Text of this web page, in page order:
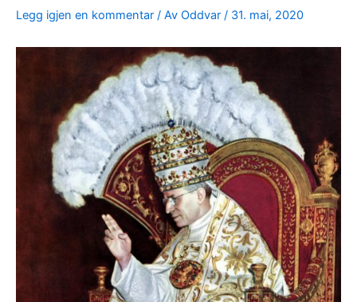
Legg igjen en kommentar / Av Oddvar / 31. mai, 2020